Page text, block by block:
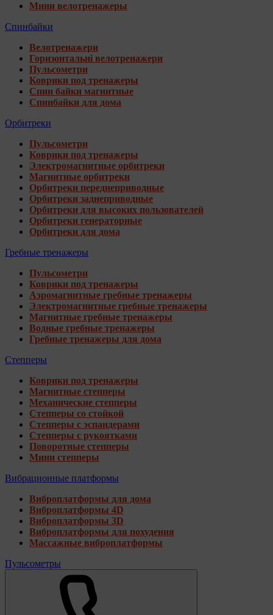
Мини велотренажеры
Спинбайки
Велотренажери
Горизонтальні велотренажери
Пульсометри
Коврики под тренажеры
Спин байки магнитные
Спинбайки для дома
Орбитреки
Пульсометри
Коврики под тренажеры
Электромагнитные орбитреки
Магнитные орбитреки
Орбитреки переднеприводные
Орбитреки заднеприводные
Орбитреки для высоких пользователей
Орбитреки генераторные
Орбитреки для дома
Гребные тренажеры
Пульсометри
Коврики под тренажеры
Аэромагнитные гребные тренажеры
Электромагнитные гребные тренажеры
Магнитные гребные тренажеры
Водные гребные тренажеры
Гребные тренажеры для дома
Степперы
Коврики под тренажеры
Магнитные степперы
Механические степперы
Степперы со стойкой
Степперы с эспандерами
Степперы с рукоятками
Поворотные степперы
Мини степперы
Вибрационные платформы
Виброплатформы для дома
Виброплатформы 4D
Виброплатформы 3D
Виброплатформы для похудения
Массажные виброплатформы
Пульсометры